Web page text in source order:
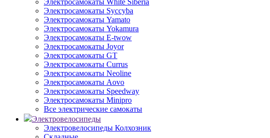
Электросамокаты White Siberia
Электросамокаты Syccyba
Электросамокаты Yamato
Электросамокаты Yokamura
Электросамокаты E-twow
Электросамокаты Joyor
Электросамокаты GT
Электросамокаты Currus
Электросамокаты Neoline
Электросамокаты Aovo
Электросамокаты Speedway
Электросамокаты Minipro
Все электрические самокаты
Электровелосипеды
Электровелосипеды Колхозник